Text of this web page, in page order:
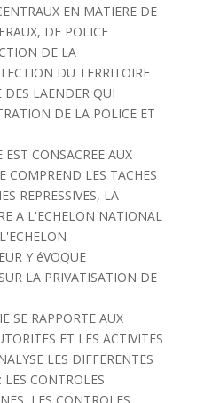
EN MATIERE DE
DE POLICE
DE LA
DU TERRITOIRE
DES LAENDER QUI
DE LA POLICE ET
CONSACREE AUX
COMPREND LES TACHES
REPRESSIVES, LA
A L'ECHELON NATIONAL
Y éVOQUE
LA PRIVATISATION DE
SE RAPPORTE AUX
ET LES ACTIVITES
LES DIFFERENTES
CONTROLES